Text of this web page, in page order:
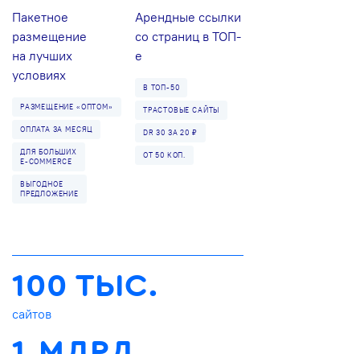
100 ТЫС.
сайтов
Пакетное
размещение
на лучших
условиях
РАЗМЕЩЕНИЕ «ОПТОМ»
ОПЛАТА ЗА МЕСЯЦ
ДЛЯ БОЛЬШИХ
E-COMMERCE
ВЫГОДНОЕ
ПРЕДЛОЖЕНИЕ
Арендные ссылки
со страниц в ТОП-
е
В ТОП-50
ТРАСТОВЫЕ САЙТЫ
DR 30 ЗА 20 ₽
ОТ 50 КОП.